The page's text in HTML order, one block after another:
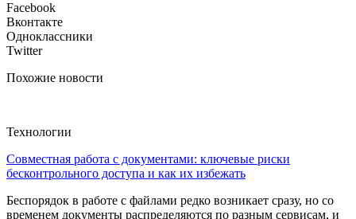
Facebook
Вконтакте
Одноклассники
Twitter
Похожие новости
Технологии
Совместная работа с документами: ключевые риски
бесконтрольного доступа и как их избежать
Беспорядок в работе с файлами редко возникает сразу, но со
временем документы распределяются по разным сервисам, и